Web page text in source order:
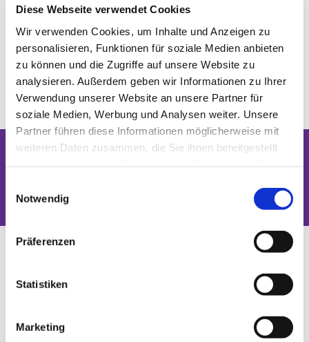
Diese Webseite verwendet Cookies
Wir verwenden Cookies, um Inhalte und Anzeigen zu
personalisieren, Funktionen für soziale Medien anbieten
zu können und die Zugriffe auf unsere Website zu
analysieren. Außerdem geben wir Informationen zu Ihrer
Verwendung unserer Website an unsere Partner für
soziale Medien, Werbung und Analysen weiter. Unsere
Partner führen diese Informationen möglicherweise mit
weiteren Daten zusammen, die Sie ihnen bereitgestellt
Notwendig
Präferenzen
Statistiken
Marketing